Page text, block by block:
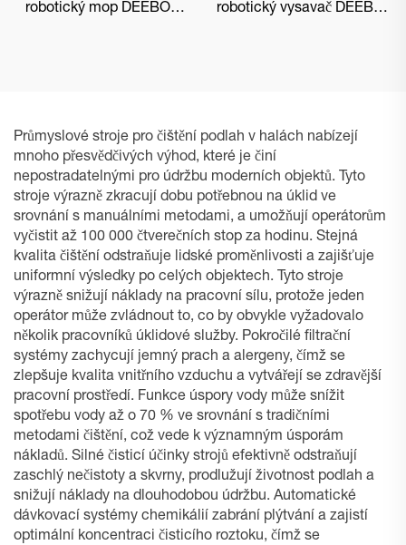
robotický mop DEEBOT
robotický vysavač DEEBOT
Průmyslové stroje pro čištění podlah v halách nabízejí
mnoho přesvědčivých výhod, které je činí
nepostradatelnými pro údržbu moderních objektů. Tyto
stroje výrazně zkracují dobu potřebnou na úklid ve
srovnání s manuálními metodami, a umožňují operátorům
vyčistit až 100 000 čtverečních stop za hodinu. Stejná
kvalita čištění odstraňuje lidské proměnlivosti a zajišťuje
uniformní výsledky po celých objektech. Tyto stroje
výrazně snižují náklady na pracovní sílu, protože jeden
operátor může zvládnout to, co by obvykle vyžadovalo
několik pracovníků úklidové služby. Pokročilé filtrační
systémy zachycují jemný prach a alergeny, čímž se
zlepšuje kvalita vnitřního vzduchu a vytvářejí se zdravější
pracovní prostředí. Funkce úspory vody může snížit
spotřebu vody až o 70 % ve srovnání s tradičními
metodami čištění, což vede k významným úsporám
nákladů. Silné čisticí účinky strojů efektivně odstraňují
zaschlý nečistoty a skvrny, prodlužují životnost podlah a
snižují náklady na dlouhodobou údržbu. Automatické
dávkovací systémy chemikálií zabrání plýtvání a zajistí
optimální koncentraci čisticího roztoku, čímž se